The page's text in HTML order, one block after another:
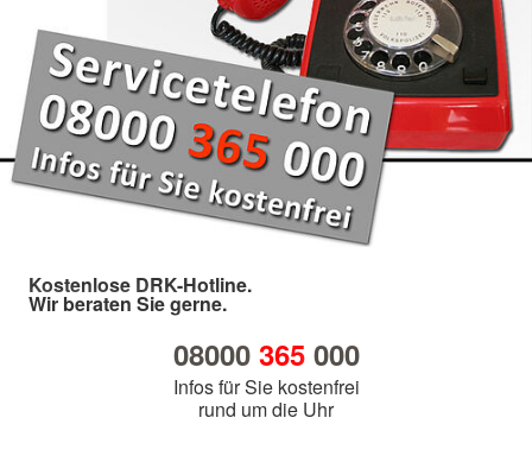
Kostenlose DRK-Hotline.
Wir beraten Sie gerne.
08000 365000
Infos für Sie kostenfrei
rund um die Uhr